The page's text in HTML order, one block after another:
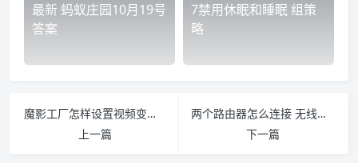
最新 蚂蚁庄园10月19号
答案
7禁用休眠和睡眠 组策
略
魔影工厂怎样设置视频变小 用魔影工厂怎么将视频的大小改变
上一篇
两个路由器怎么连接 无线路由器2个怎么连接
下一篇